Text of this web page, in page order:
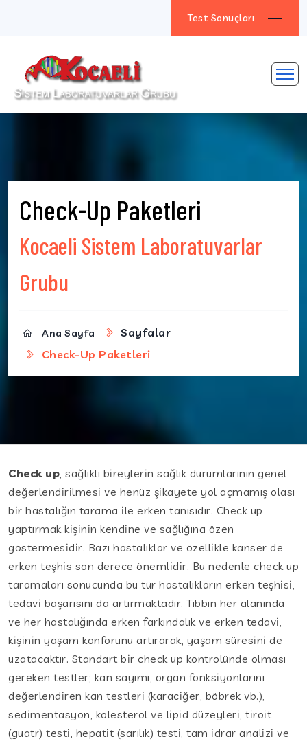
Test Sonuçları
Check-Up Paketleri
Kocaeli Sistem Laboratuvarlar
Grubu
Ana Sayfa
Sayfalar
Check-Up Paketleri
Check up , sağlıklı bireylerin sağlık durumlarının genel
değerlendirilmesi ve henüz şikayete yol açmamış olası
bir hastalığın tarama ile erken tanısıdır. Check up
yaptırmak kişinin kendine ve sağlığına özen
göstermesidir. Bazı hastalıklar ve özellikle kanser de
erken teşhis son derece önemlidir. Bu nedenle check up
taramaları sonucunda bu tür hastalıkların erken teşhisi,
tedavi başarısını da artırmaktadır. Tıbbın her alanında
ve her hastalığında erken farkındalık ve erken tedavi,
kişinin yaşam konforunu artırarak, yaşam süresini de
uzatacaktır. Standart bir check up kontrolünde olması
gereken testler; kan sayımı, organ fonksiyonlarını
değerlendiren kan testleri (karaciğer, böbrek vb.),
sedimentasyon, kolesterol ve lipid düzeyleri, tiroit
(guatr) testi, hepatit (sarılık) testi, tam idrar analizi ve